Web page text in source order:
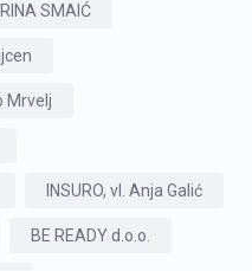
SMAIĆ
Mrvelj
INSURO, vl. Anja Galić
BE READY d.o.o.